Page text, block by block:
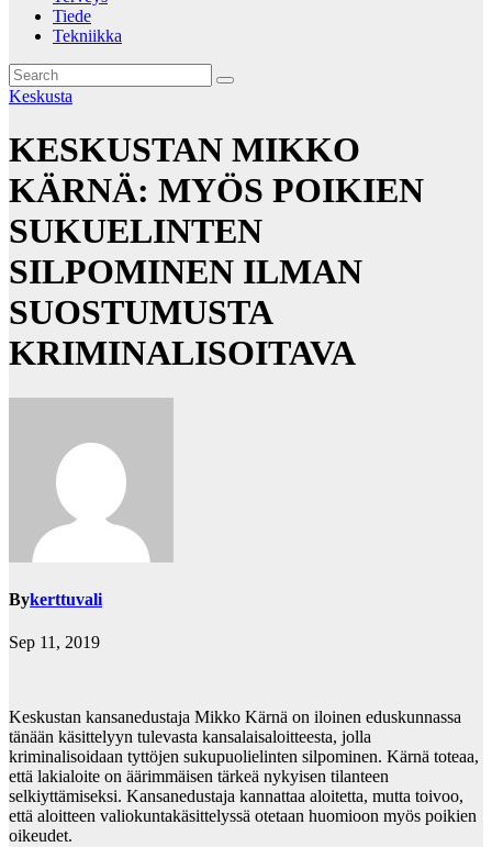
Tiede
Tekniikka
Keskusta
KESKUSTAN MIKKO
KÄRNÄ: MYÖS POIKIEN
SUKUELINTEN
SILPOMINEN ILMAN
SUOSTUMUSTA
KRIMINALISOITAVA
Bykerttuvali
Sep 11, 2019
Keskustan kansanedustaja Mikko Kärnä on iloinen eduskunnassa
tänään käsittelyyn tulevasta kansalaisaloitteesta, jolla
kriminalisoidaan tyttöjen sukupuolielinten silpominen. Kärnä toteaa,
että lakialoite on äärimmäisen tärkeä nykyisen tilanteen
selkiyttämiseksi. Kansanedustaja kannattaa aloitetta, mutta toivoo,
että aloitteen valiokuntakäsittelyssä otetaan huomioon myös poikien
oikeudet.